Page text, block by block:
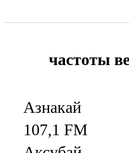
частоты
Азнакай
107,1 FM